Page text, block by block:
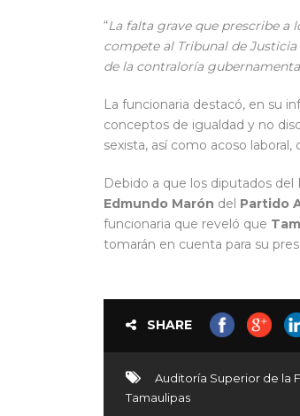
“La falta grave que prescribe a
compete al Tribunal de
de la contraloría
La funcionaria destacó, en su
conceptos de igualdad y no
sexista, así como acoso
Debido a que los diputados
Edmundo Marón del Partido
funcionaria que reveló que
tomarán en cuenta para su
SHARE
Auditoría Superior de la
Tamaulipas